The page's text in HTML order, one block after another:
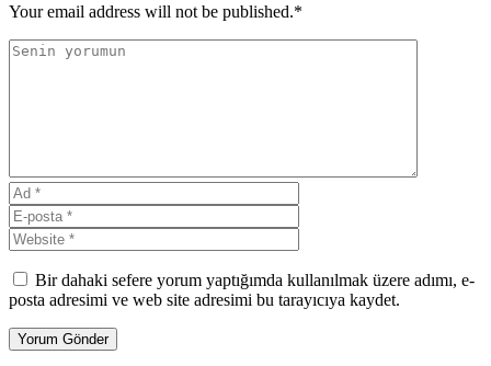
Your email address will not be published.*
Bir dahaki sefere yorum yaptığımda kullanılmak üzere adımı, e-
posta adresimi ve web site adresimi bu tarayıcıya kaydet.